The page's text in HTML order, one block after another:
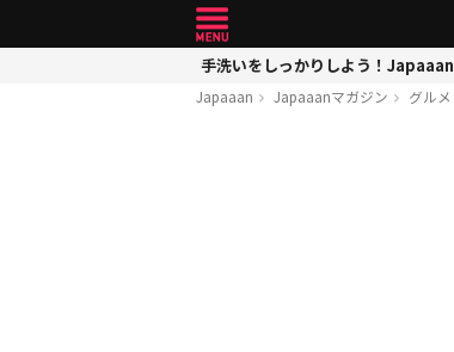
手洗いをしっかりしよう！Japaaan
Japaaan Japaaanマガジン グルメ